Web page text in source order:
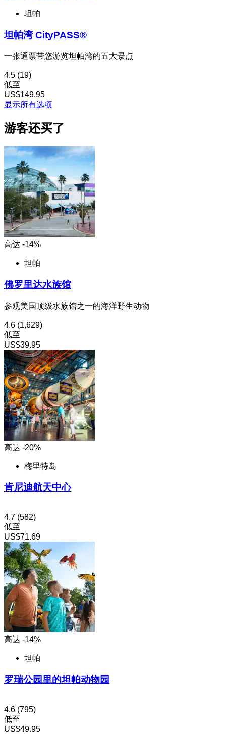
坦帕
坦帕湾 CityPASS®
一张通票带您游览坦帕湾的五大景点
4.5 (19)
低至
US$149.95
显示所有选项
游客还买了
高达 -14%
坦帕
佛罗里达水族馆
参观美国顶级水族馆之一的海洋野生动物
4.6 (1,629)
低至
US$39.95
高达 -20%
梅里特岛
肯尼迪航天中心
4.7 (582)
低至
US$71.69
高达 -14%
坦帕
罗瑞公园里的坦帕动物园
4.6 (795)
低至
US$49.95